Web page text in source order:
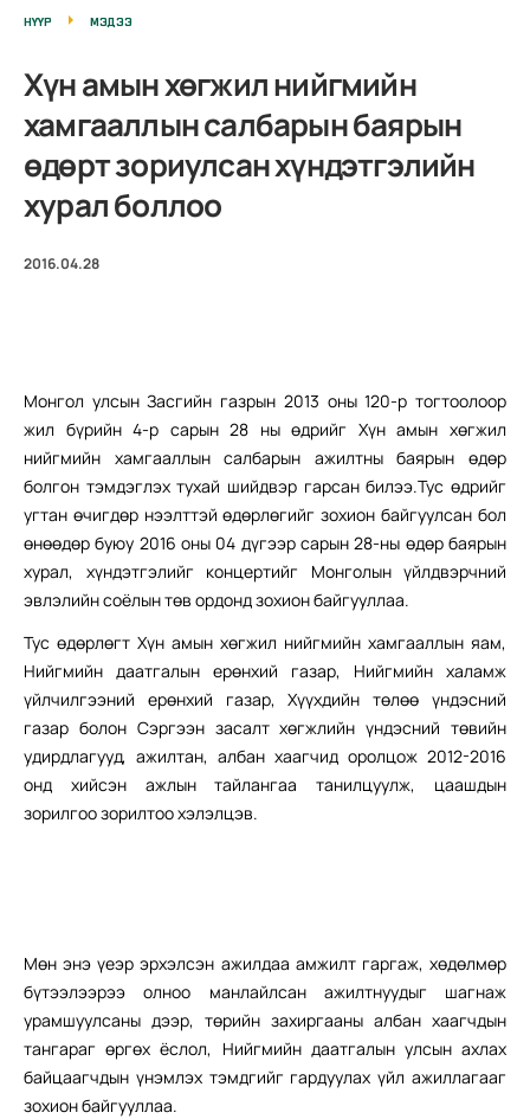
НҮҮР МЭДЭЭ
Хүн амын хөгжил нийгмийн
хамгааллын салбарын баярын
өдөрт зориулсан хүндэтгэлийн
хурал боллоо
2016.04.28
Монгол улсын Засгийн газрын 2013 оны 120-р тогтоолоор
жил бүрийн 4-р сарын 28 ны өдрийг Хүн амын хөгжил
нийгмийн хамгааллын салбарын ажилтны баярын өдөр
болгон тэмдэглэх тухай шийдвэр гарсан билээ.Тус өдрийг
угтан өчигдөр нээлттэй өдөрлөгийг зохион байгуулсан бол
өнөөдөр буюу 2016 оны 04 дүгээр сарын 28-ны өдөр баярын
хурал, хүндэтгэлийг концертийг Монголын үйлдвэрчний
эвлэлийн соёлын төв ордонд зохион байгууллаа.
Тус өдөрлөгт Хүн амын хөгжил нийгмийн хамгааллын яам,
Нийгмийн даатгалын ерөнхий газар, Нийгмийн халамж
үйлчилгээний ерөнхий газар, Хүүхдийн төлөө үндэсний
газар болон Сэргээн засалт хөгжлийн үндэсний төвийн
удирдлагууд, ажилтан, албан хаагчид оролцож 2012-2016
онд хийсэн ажлын тайлангаа танилцуулж, цаашдын
зорилгоо зорилтоо хэлэлцэв.
Мөн энэ үеэр эрхэлсэн ажилдаа амжилт гаргаж, хөдөлмөр
бүтээлээрээ олноо манлайлсан ажилтнуудыг шагнаж
урамшуулсаны дээр, төрийн захиргааны албан хаагчдын
тангараг өргөх ёслол, Нийгмийн даатгалын улсын ахлах
байцаагчдын үнэмлэх тэмдгийг гардуулах үйл ажиллагааг
зохион байгууллаа.